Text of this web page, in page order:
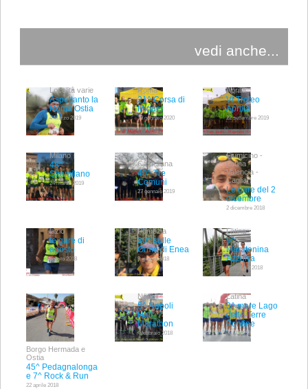
vedi anche...
Località varie
Aspettanto la
Roma Ostia
4 Marzo 2019
Roma
21^ Corsa di
Miguel
19 gennaio 2020
Aprilia
VI Trofeo
Aprilia
22 settembre 2019
Milano
48^
Stramilano
24 marzo 2019
Civita
Castellana
40^ Tre
Comuni
27 gennaio 2019
Fiumicino -
Latina -
Valencia -
Cagliari
Le gare del 2
dicembre
2 dicembre 2018
lazio
le gare di
agosto
agosto 2018
Pomezia
30^ sulle
Orme di Enea
9 giugno 2018
Latina
9^
Maratonina
Azzurra
27 maggio 2018
Borgo Hermada e
Ostia
45^ Pedagnalonga
e 7^ Rock & Run
22 aprile 2018
Napoli
5^ Napoli
Half
Marathon
4 febbraio 2018
Latina
3^ mare Lago
delle Terre
Pontine
22.10.2017